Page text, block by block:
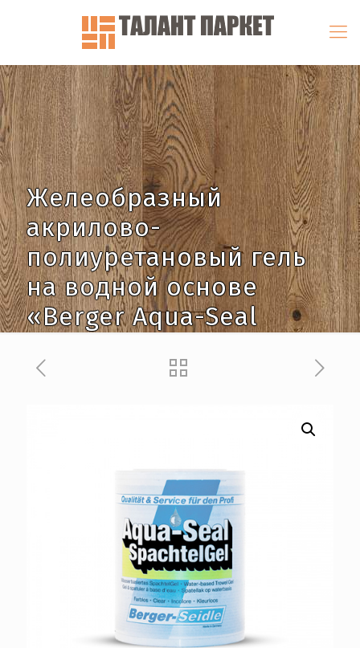
Желеобразный
акрилово-
полиуретановый гель
на водной основе
«Berger Aqua-Seal